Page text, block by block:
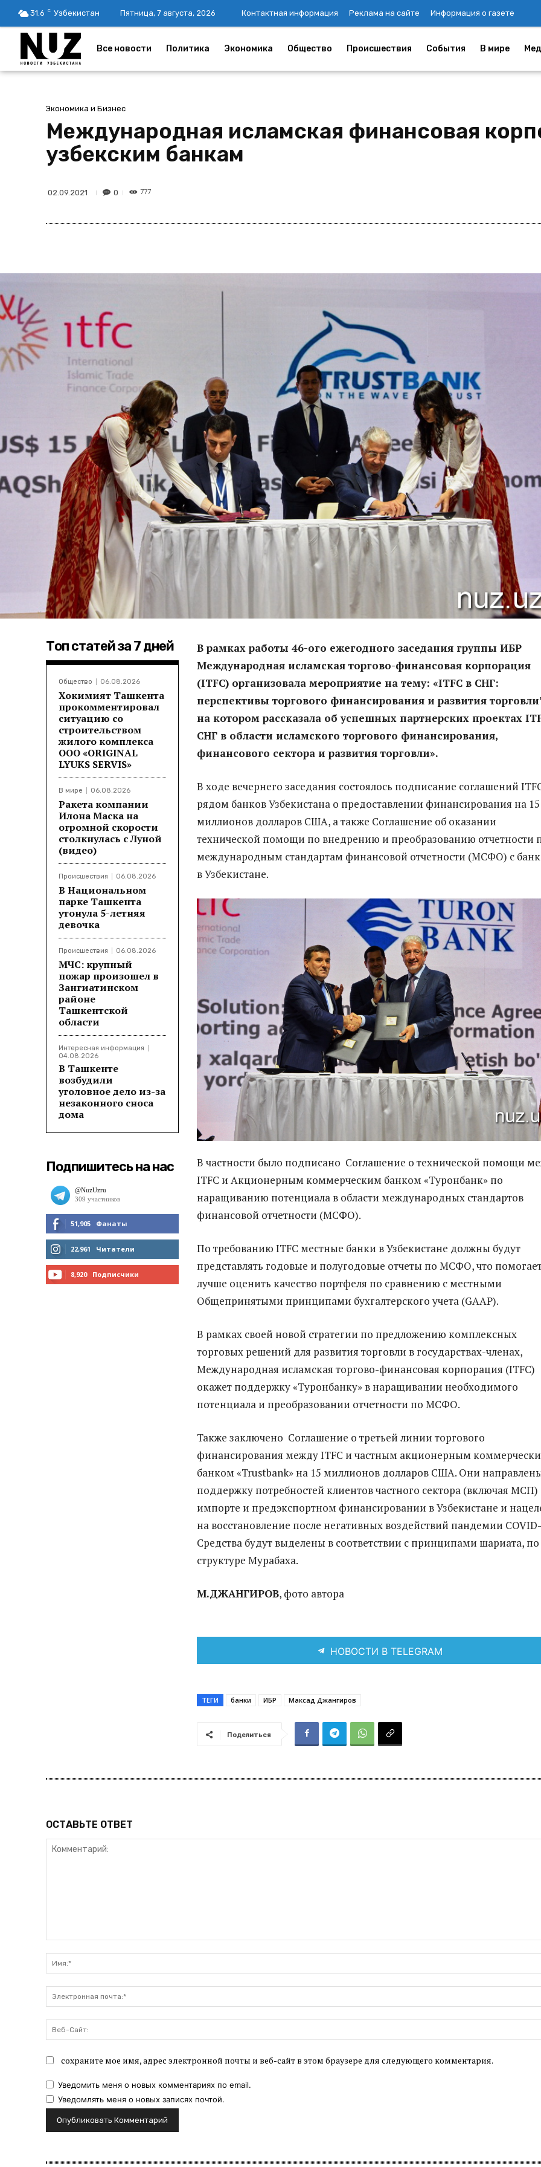
31.6 C Узбекистан Пятница, 7 августа, 2026 Контактная информация Реклама на сайте Информация о газете
Все новости Политика Экономика Общество Происшествия События В мире
Экономика и Бизнес
Международная исламская финансовая
узбекским банкам
02.09.2021 0 777
Топ статей за 7 дней
Общество 06.08.2026
Хокимият Ташкента
прокомментировал
ситуацию со
строительством
жилого комплекса
ООО «ORIGINAL
LYUKS SERVIS»
В мире 06.08.2026
Ракета компании
Илона Маска на
огромной скорости
столкнулась с Луной
(видео)
Происшествия 06.08.2026
В Национальном
парке Ташкента
утонула 5-летняя
девочка
Происшествия 06.08.2026
МЧС: крупный
пожар произошел в
Зангиатинском
районе
Ташкентской
области
Интересная информация
04.08.2026
В Ташкенте
возбудили
уголовное дело из-за
незаконного сноса
дома
Подпишитесь на нас
51,905 Фанаты
МНЕ НРАВИТСЯ
22,961 Читатели
8,920 Подписчики
В рамках работы 46-ого ежегодного заседания группы ИБР
Международная исламская торгово-финансовая корпорация
(ITFC) организовала мероприятие на тему: «ITFC в СНГ:
перспективы торгового финансирования и развития
на котором рассказала об успешных партнерских проектах
СНГ в области исламского торгового финансирования,
финансового сектора и развития торговли».
В ходе вечернего заседания состоялось подписание соглашений
рядом банков Узбекистана о предоставлении финансирования на 15
миллионов долларов США, а также Соглашение об оказании
технической помощи по внедрению и преобразованию отчетности
международным стандартам финансовой отчетности (МСФО) с
в Узбекистане.
В частности было подписано Соглашение о технической помощи
ITFC и Акционерным коммерческим банком «Туронбанк» по
наращиванию потенциала в области международных стандартов
финансовой отчетности (МСФО).
По требованию ITFC местные банки в Узбекистане должны будут
представлять годовые и полугодовые отчеты по МСФО, что
лучше оценить качество портфеля по сравнению с местными
Общепринятыми принципами бухгалтерского учета (GAAP).
В рамках своей новой стратегии по предложению комплексных
торговых решений для развития торговли в государствах-членах,
Международная исламская торгово-финансовая корпорация (ITFC)
окажет поддержку «Туронбанку» в наращивании необходимого
потенциала и преобразовании отчетности по МСФО.
Также заключено Соглашение о третьей линии торгового
финансирования между ITFC и частным акционерным
банком «Trustbank» на 15 миллионов долларов США. Они
поддержку потребностей клиентов частного сектора (включая МСП)
импорте и предэкспортном финансировании в Узбекистане и
на восстановление после негативных воздействий пандемии
Средства будут выделены в соответствии с принципами шариата, по
структуре Мурабаха.
М.ДЖАНГИРОВ, фото автора
НОВОСТИ В TELEGRAM
ТЕГИ банки ИБР Максад Джангиров
Поделиться
ОСТАВЬТЕ ОТВЕТ
сохраните мое имя, адрес электронной почты и веб-сайт в этом браузере для следующего комментария.
Уведомить меня о новых комментариях по email.
Уведомлять меня о новых записях почтой.